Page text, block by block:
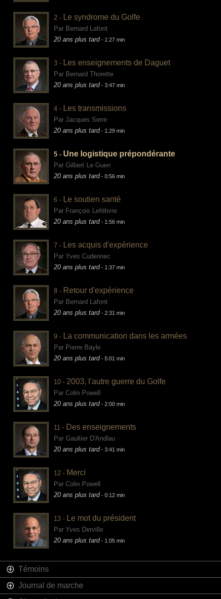
2 - Le syndrome du Golfe
Par Bernard Lafont
20 ans plus tard- 1:27 min
3 - Les enseignements de Daguet
Par Bernard Thorette
20 ans plus tard- 3:47 min
4 - Les transmissions
Par Jacques Serre
20 ans plus tard- 1:29 min
5 - Une logistique prépondérante
Par Gilbert Le Guen
20 ans plus tard- 0:56 min
6 - Le soutien santé
Par François Lefèbvre
20 ans plus tard- 1:56 min
7 - Les acquis d'expérience
Par Yves Cudennec
20 ans plus tard- 1:37 min
8 - Retour d'expérience
Par Bernard Lafont
20 ans plus tard- 2:31 min
9 - La communication dans les armées
Par Pierre Bayle
20 ans plus tard- 5:01 min
10 - 2003, l'autre guerre du Golfe
Par Colin Powell
20 ans plus tard- 2:00 min
11 - Des enseignements
Par Gaultier D'Andlau
20 ans plus tard- 3:41 min
12 - Merci
Par Colin Powell
20 ans plus tard- 0:12 min
13 - Le mot du président
Par Yves Derville
20 ans plus tard- 1:05 min
Témoins
Journal de marche